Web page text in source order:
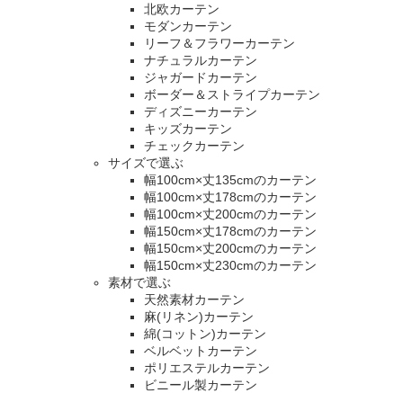
北欧カーテン
モダンカーテン
リーフ＆フラワーカーテン
ナチュラルカーテン
ジャガードカーテン
ボーダー＆ストライプカーテン
ディズニーカーテン
キッズカーテン
チェックカーテン
サイズで選ぶ
幅100cm×丈135cmのカーテン
幅100cm×丈178cmのカーテン
幅100cm×丈200cmのカーテン
幅150cm×丈178cmのカーテン
幅150cm×丈200cmのカーテン
幅150cm×丈230cmのカーテン
素材で選ぶ
天然素材カーテン
麻(リネン)カーテン
綿(コットン)カーテン
ベルベットカーテン
ポリエステルカーテン
ビニール製カーテン